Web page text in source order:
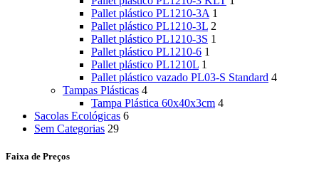
Pallet plástico PL1210-3A 1
Pallet plástico PL1210-3L 2
Pallet plástico PL1210-3S 1
Pallet plástico PL1210-6 1
Pallet plástico PL1210L 1
Pallet plástico vazado PL03-S Standard 4
Tampas Plásticas 4
Tampa Plástica 60x40x3cm 4
Sacolas Ecológicas 6
Sem Categorias 29
Faixa de Preços